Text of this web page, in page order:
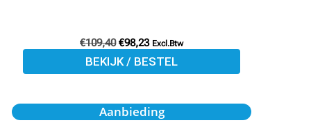
€109,40 €98,23 Excl.Btw
BEKIJK / BESTEL
Aanbieding
Oorspronkelijke
prijs
Huidige
prijs
Dit